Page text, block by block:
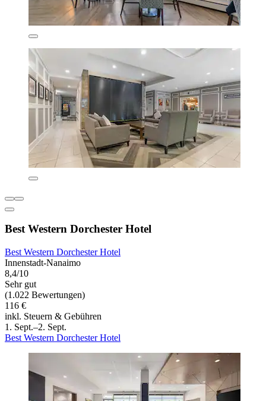
Best Western Dorchester Hotel
Best Western Dorchester Hotel
Innenstadt-Nanaimo
8,4/10
Sehr gut
(1.022 Bewertungen)
116 €
inkl. Steuern & Gebühren
1. Sept.–2. Sept.
Best Western Dorchester Hotel